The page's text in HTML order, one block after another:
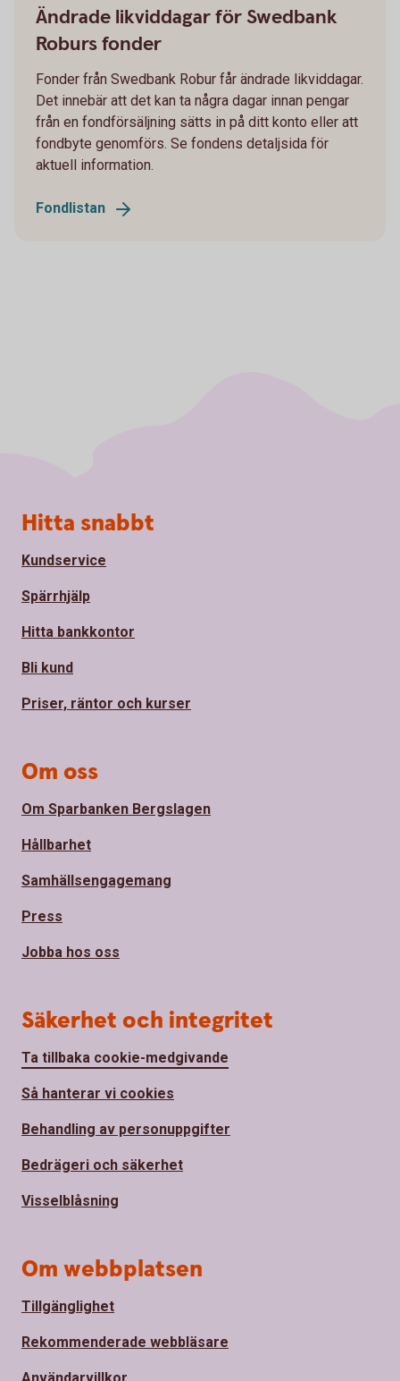
Ändrade likviddagar för Swedbank
Roburs fonder
Fonder från Swedbank Robur får ändrade likviddagar.
Det innebär att det kan ta några dagar innan pengar
från en fondförsäljning sätts in på ditt konto eller att
fondbyte genomförs. Se fondens detaljsida för
aktuell information.
Fondlistan
Sidfot
Hitta snabbt
Kundservice
Spärrhjälp
Hitta bankkontor
Bli kund
Priser, räntor och kurser
Om oss
Om Sparbanken Bergslagen
Hållbarhet
Samhällsengagemang
Press
Jobba hos oss
Säkerhet och integritet
Ta tillbaka cookie-medgivande
Så hanterar vi cookies
Behandling av personuppgifter
Bedrägeri och säkerhet
Visselblåsning
Om webbplatsen
Tillgänglighet
Rekommenderade webbläsare